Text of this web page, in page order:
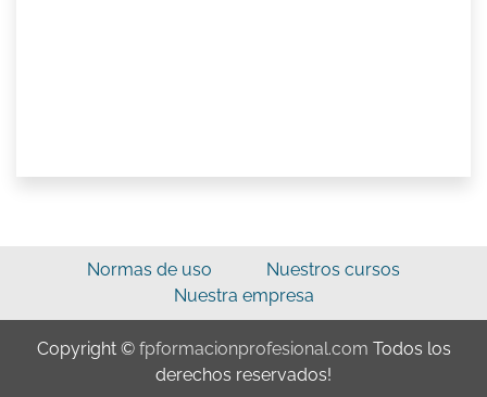
Normas de uso
Nuestros cursos
Nuestra empresa
Copyright © fpformacionprofesional.com Todos los
derechos reservados!